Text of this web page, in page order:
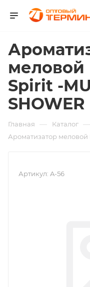
меловой
Spirit -
SHOWER
Главная — Каталог —
Ароматизатор меловой
Артикул: A-56